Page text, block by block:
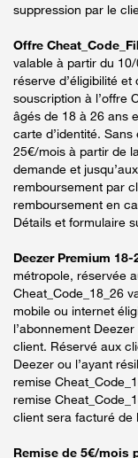
suppression par le
Offre
valable à partir du
réserve d’éligibilité
souscription à l’offre
âgés de 18 à 26 ans
carte d’identité.
25€/mois à partir de
demande et
remboursement par
remboursement en
Détails et formulaire
Deezer Premium 18-
métropole, réservée
Cheat_Code_18_26
mobile ou internet
l’abonnement
client. Réservé aux
Deezer ou l’ayant
remise
remise
client sera facturé de
Remise de 5€/mois